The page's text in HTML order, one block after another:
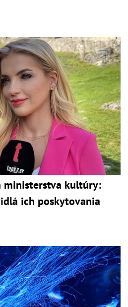
ministerstva kultúry:
ich poskytovania